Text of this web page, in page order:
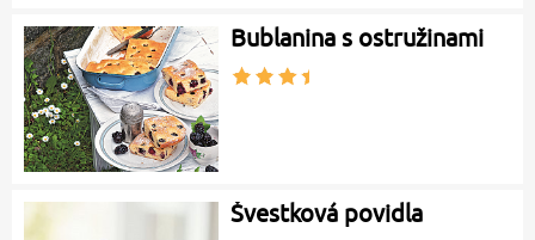
Bublanina s ostružinami
Švestková povidla